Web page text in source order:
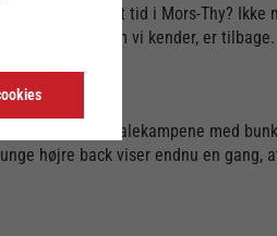
En uafsluttet tid i Mors-Thy? Ikke
Norlyk, som vi kender, er tilbage.
ind i semifinalekampene med
højre back viser endnu en gang,